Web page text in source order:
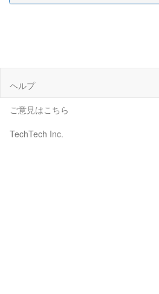
ヘルプ
ご意見はこちら
TechTech Inc.